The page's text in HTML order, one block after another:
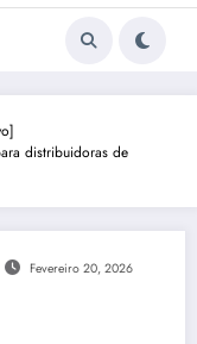
distribuidoras de
Fevereiro 20, 2026